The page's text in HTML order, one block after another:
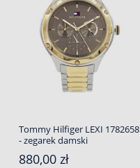
Tommy Hilfiger LEXI 1782658
- zegarek damski
880,00 zł